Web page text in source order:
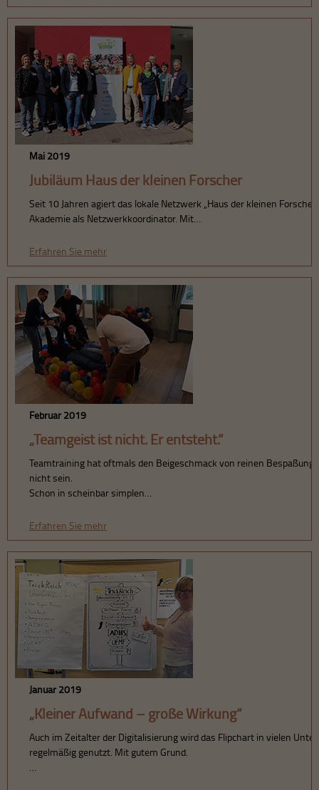
Mai 2019
Jubiläum Haus der kleinen Forscher
Seit 10 Jahren agiert das lokale Netzwerk „Haus der kleinen
Akademie als Netzwerkkoordinator. Mit…
Erfahren Sie mehr
Februar 2019
„Teamgeist ist nicht. Er entsteht.“
Teamtraining hat oftmals den Beigeschmack von reinen
nicht sein.
Schon in scheinbar simplen…
Erfahren Sie mehr
Januar 2019
„Kleiner Aufwand – große Wirkung“
Auch im Zeitalter der Digitalisierung wird das Flipchart in vielen
regelmäßig genutzt. Mit gutem Grund.
…